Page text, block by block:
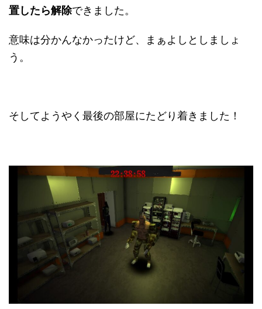
置したら解除できました。
意味は分かんなかったけど、まぁよしとしましょ
う。
そしてようやく最後の部屋にたどり着きました！